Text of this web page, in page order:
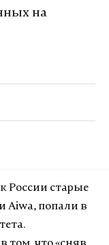
на
России старые
Aiwa, попали в